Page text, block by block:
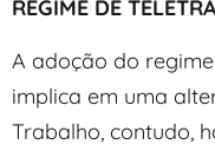
REGIME DE
A adoção do
implica em uma
Trabalho, contudo,